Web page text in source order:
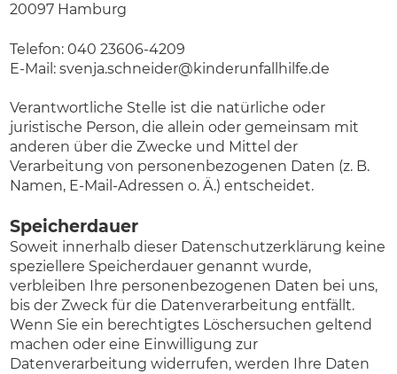
20097 Hamburg
Telefon: 040 23606-4209
E-Mail: svenja.schneider@kinderunfallhilfe.de
Verantwortliche Stelle ist die natürliche oder
juristische Person, die allein oder gemeinsam mit
anderen über die Zwecke und Mittel der
Verarbeitung von personenbezogenen Daten (z. B.
Namen, E-Mail-Adressen o. Ä.) entscheidet.
Speicherdauer
Soweit innerhalb dieser Datenschutzerklärung keine
speziellere Speicherdauer genannt wurde,
verbleiben Ihre personenbezogenen Daten bei uns,
bis der Zweck für die Datenverarbeitung entfällt.
Wenn Sie ein berechtigtes Löschersuchen geltend
machen oder eine Einwilligung zur
Datenverarbeitung widerrufen, werden Ihre Daten